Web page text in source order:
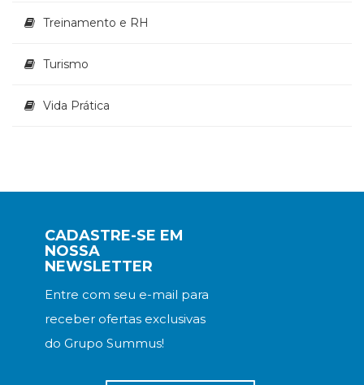
Treinamento e RH
Turismo
Vida Prática
CADASTRE-SE EM
NOSSA
NEWSLETTER
Entre com seu e-mail para
receber ofertas exclusivas
do Grupo Summus!